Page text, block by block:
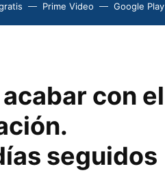
Prime Video Google Play
con el
seguidos